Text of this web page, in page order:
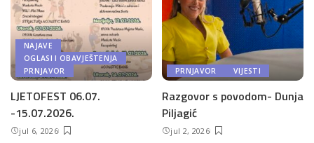
NAJAVE
OGLASI I OBAVJEŠTENJA
PRNJAVOR
LJETOFEST 06.07.
-15.07.2026.
jul 6, 2026
PRNJAVOR VIJESTI
Razgovor s povodom- Dunja
Piljagić
jul 2, 2026